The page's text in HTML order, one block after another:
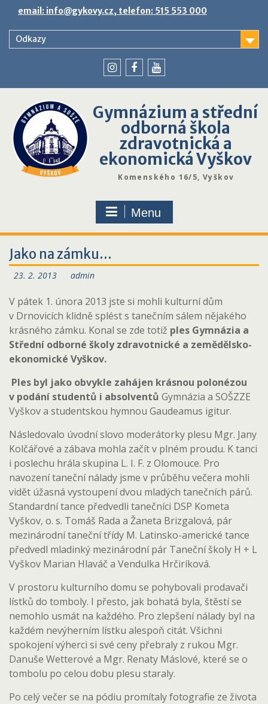
content
email: info@gykovy.cz, telefon: 515 553 000
Odkazy
Gymnázium a střední
odborná škola
zdravotnická a
ekonomická Vyškov
Komenského 16/5, Vyškov
Menu
Jako na zámku…
23. 2. 2013 admin
V pátek 1. února 2013 jste si mohli kulturní dům
v Drnovicích klidně splést s tanečním sálem nějakého
krásného zámku. Konal se zde totiž ples Gymnázia a
Střední odborné školy zdravotnické a zemědělsko-
ekonomické Vyškov.
Ples byl jako obvykle zahájen krásnou polonézou
v podání studentů i absolventů Gymnázia a SOŠZZE
Vyškov a studentskou hymnou Gaudeamus igitur.
Následovalo úvodní slovo moderátorky plesu Mgr. Jany
Kolčářové a zábava mohla začít v plném proudu. K tanci
i poslechu hrála skupina L. I. F. z Olomouce. Pro
navození taneční nálady jsme v průběhu večera mohli
vidět úžasná vystoupení dvou mladých tanečních párů.
Standardní tance předvedli tanečníci DSP Kometa
Vyškov, o. s. Tomáš Rada a Žaneta Brizgalová, pár
mezinárodní taneční třídy M. Latinsko-americké tance
předvedl mladinký mezinárodní pár Taneční školy H + L
Vyškov Marian Hlaváč a Vendulka Hrčiríková.
V prostoru kulturního domu se pohybovali prodavači
lístků do tomboly. I přesto, jak bohatá byla, štěstí se
nemohlo usmát na každého. Pro zlepšení nálady byl na
každém nevýherním lístku alespoň citát. Všichni
spokojení výherci si své ceny přebraly z rukou Mgr.
Danuše Wetterové a Mgr. Renaty Máslové, které se o
tombolu po celou dobu plesu staraly.
Po celý večer se na pódiu promítaly fotografie ze života